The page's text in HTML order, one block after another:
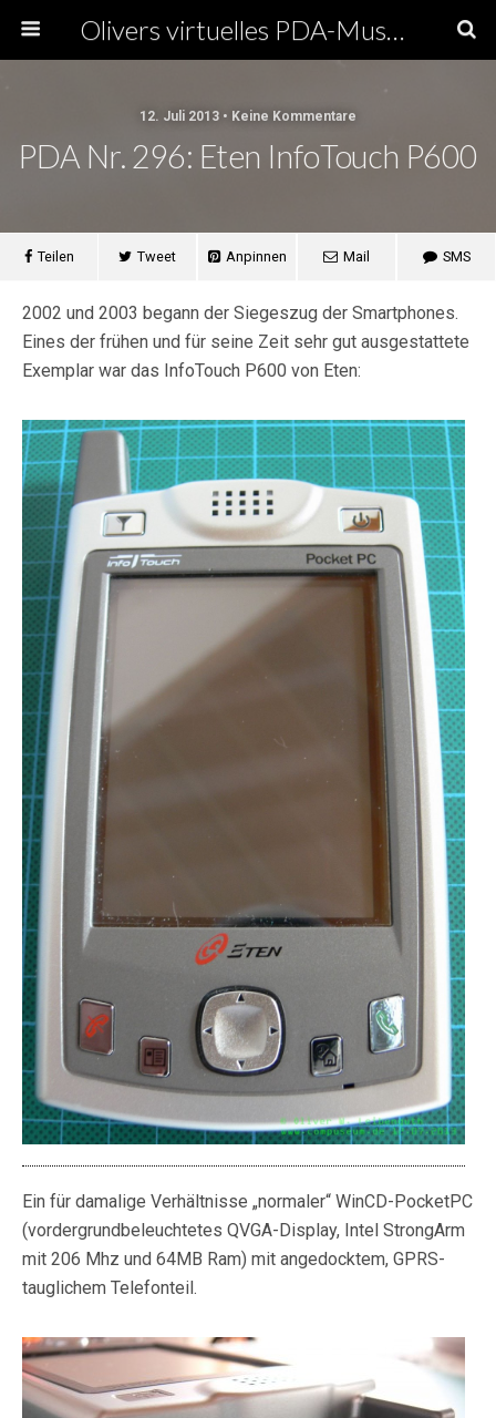
Olivers virtuelles PDA-Museum
12. Juli 2013 • Keine Kommentare
PDA Nr. 296: Eten InfoTouch P600
Teilen Tweet Anpinnen Mail SMS
2002 und 2003 begann der Siegeszug der Smartphones.
Eines der frühen und für seine Zeit sehr gut ausgestattete
Exemplar war das InfoTouch P600 von Eten:
Ein für damalige Verhältnisse „normaler“ WinCD-PocketPC
(vordergrundbeleuchtetes QVGA-Display, Intel StrongArm
mit 206 Mhz und 64MB Ram) mit angedocktem, GPRS-
tauglichem Telefonteil.